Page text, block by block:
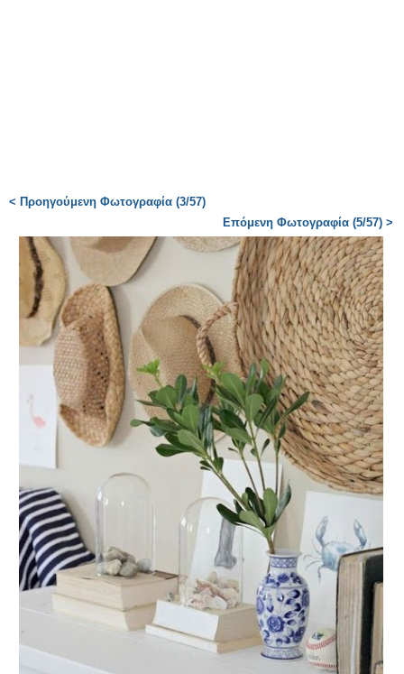
< Προηγούμενη Φωτογραφία (3/57)
Επόμενη Φωτογραφία (5/57) >